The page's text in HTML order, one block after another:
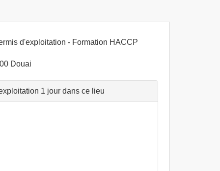
d'exploitation - Formation HACCP
Douai
1 jour dans ce lieu